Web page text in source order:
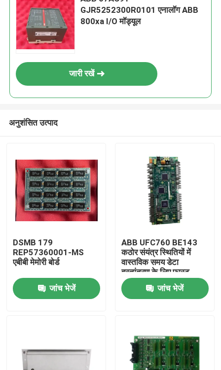
वीडियो
GJR5252300R0101 एनालॉग ABB
800xa I/O मॉड्यूल
जारी रखें
अनुशंसित उत्पाद
DSMB 179
REP57360001-MS
एबीबी मेमोरी बोर्ड
जांच भेजें
ABB UFC760 BE143
कठोर संयंत्र स्थितियों में
वास्तविक समय डेटा
हस्तांतरण के लिए फास्ट
कम्युनिकेशन बोर्ड
जांच भेजें